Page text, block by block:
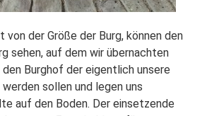
von der Größe der Burg, können den
sehen, auf dem wir übernachten
den Burghof der eigentlich unsere
sollen und legen uns
auf den Boden. Der einsetzende